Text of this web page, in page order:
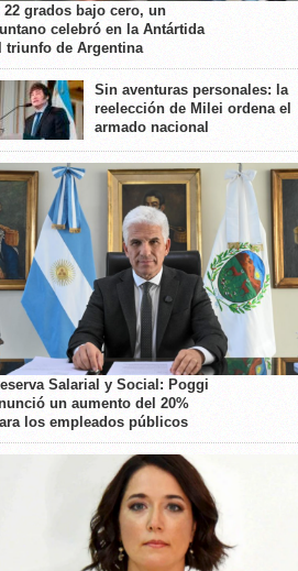
22 grados bajo cero, un
celebró en la Antártida
triunfo de Argentina
Sin aventuras personales: la
reelección de Milei ordena el
armado nacional
Salarial y Social: Poggi
un aumento del 20%
los empleados públicos